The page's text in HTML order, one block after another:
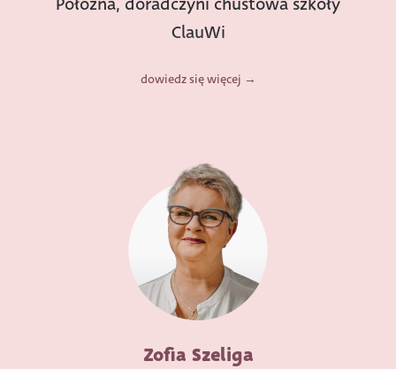
ClauWi
dowiedz się więcej
Zofia Szeliga